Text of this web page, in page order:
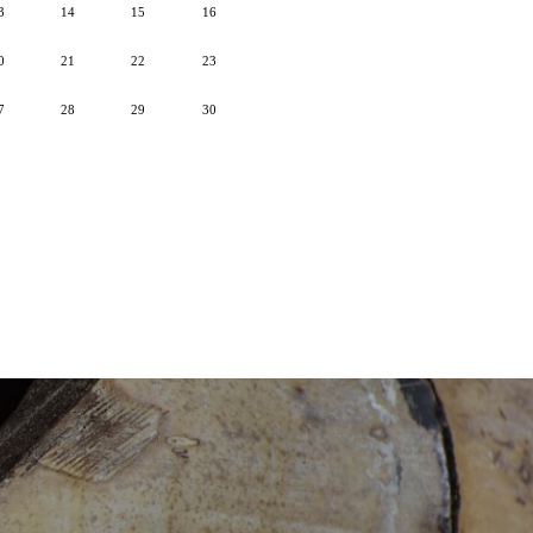
14 15 16
21 22 23
28 29 30